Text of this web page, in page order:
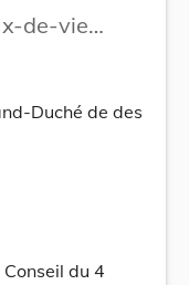
de-vie
Duché de des
du 4